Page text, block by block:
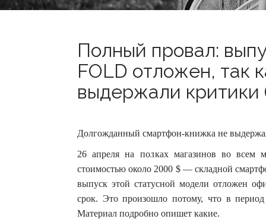
Полный провал:
FOLD отложен, так
выдержали критики
Долгожданный смартфон-книжка не
26 апреля на полках магазинов во всем
стоимостью около 2000 $ — складной
выпуск этой статусной модели отложен
срок. Это произошло потому, что в
Материал подробно опишет какие.